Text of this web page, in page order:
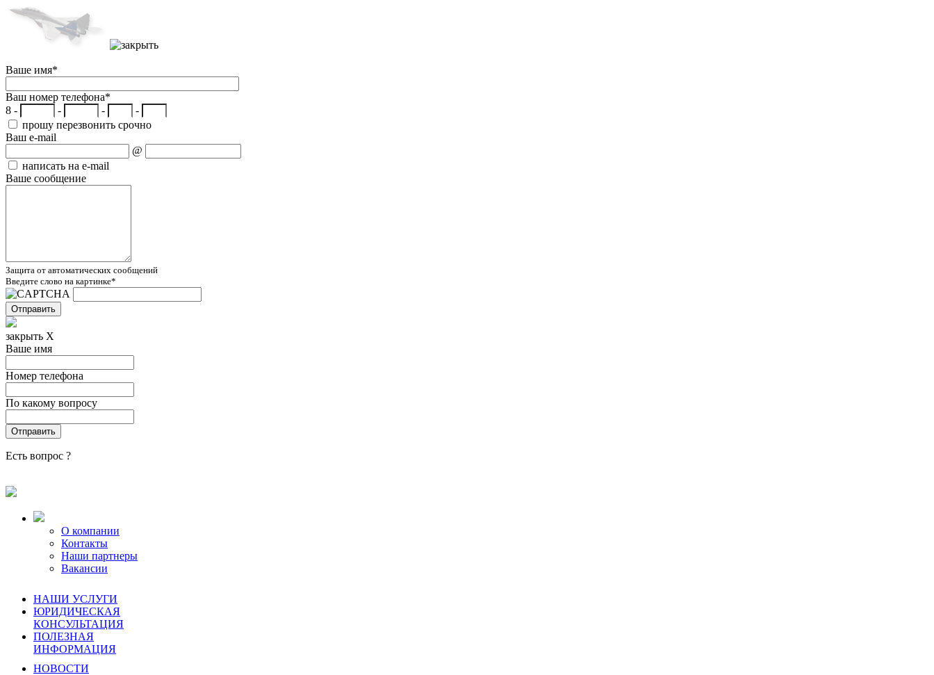
Ваше имя*
Ваш номер телефона*
8 -
- -
-
прошу перезвонить срочно
Ваш e-mail
@
написать на e-mail
Ваше сообщение
Защита от автоматических сообщений
Введите слово на картинке*
закрыть X
Ваше имя
Номер телефона
По какому вопросу
Есть вопрос ?
О компании
Контакты
Наши партнеры
Вакансии
НАШИ УСЛУГИ
ЮРИДИЧЕСКАЯ
КОНСУЛЬТАЦИЯ
ПОЛЕЗНАЯ
ИНФОРМАЦИЯ
НОВОСТИ